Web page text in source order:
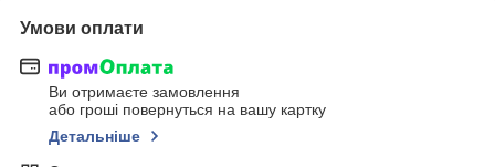
Умови оплати
Ви отримаєте замовлення
або гроші повернуться на вашу картку
Детальніше